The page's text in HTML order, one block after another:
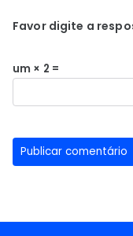
Favor digite a
um × 2 =